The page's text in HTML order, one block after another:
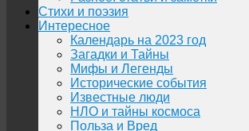
Стихи и поэзия
Интересное
Календарь на 2023 год
Загадки и Тайны
Мифы и Легенды
Исторические события
Известные люди
НЛО и тайны космоса
Польза и Вред